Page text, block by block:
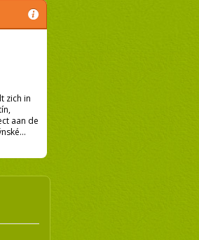
zich in
aan de